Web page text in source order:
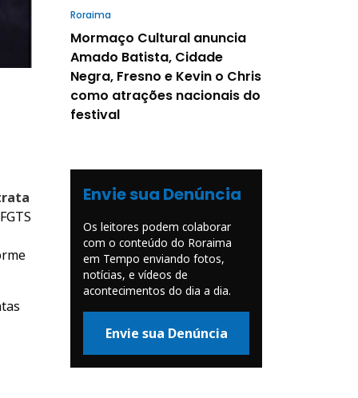
Roraima
Mormaço Cultural anuncia
Amado Batista, Cidade
Negra, Fresno e Kevin o Chris
como atrações nacionais do
festival
Envie sua Denúncia
Os leitores podem colaborar
com o conteúdo do Roraima
em Tempo enviando fotos,
notícias, e vídeos de
acontecimentos do dia a dia.
Envie sua Denúncia